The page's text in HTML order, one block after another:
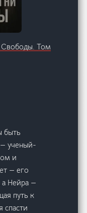
Том
быть
ученый-
и
— его
Нейра —
путь к
спасти